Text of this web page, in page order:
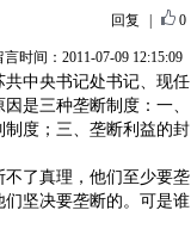
回复 0
言时间：2011-07-09 12:15:09
中央书记处书记、现任
是三种垄断制度：一、
度；三、垄断利益的封
了真理，他们至少要垄
坚决要垄断的。可是谁